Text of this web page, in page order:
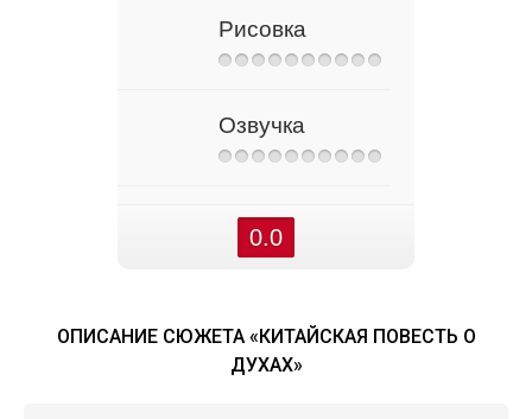
Рисовка
Озвучка
0.0
ОПИСАНИЕ СЮЖЕТА «КИТАЙСКАЯ ПОВЕСТЬ О
ДУХАХ»